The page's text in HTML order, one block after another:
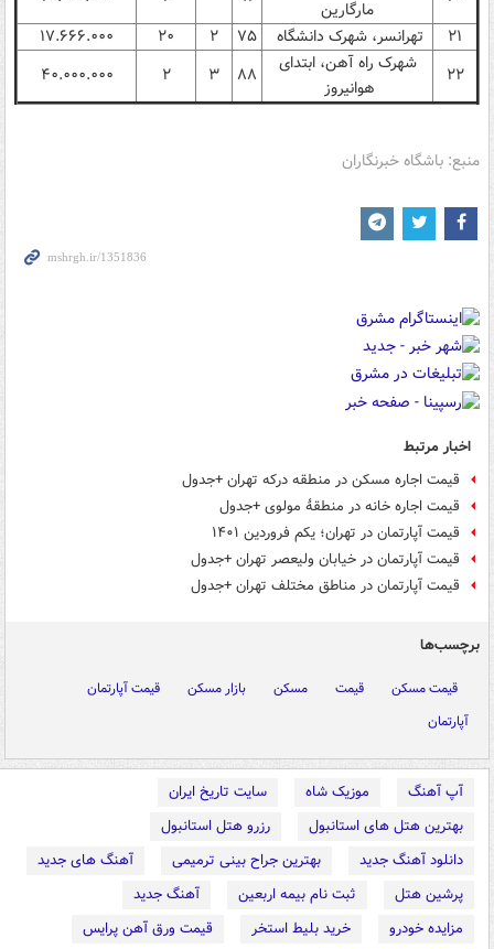
مارگارین
۲۱
تهرانسر، شهرک دانشگاه ۷۵ ۲ ۲۰
۱۷.۶۶۶.۰۰۰
۲۲
شهرک راه آهن، ابتدای
هوانیروز
۸۸ ۳ ۲ ۴۰.۰۰۰.۰۰۰
منبع: باشگاه خبرنگاران
اخبار مرتبط
قیمت اجاره مسکن در منطقه درکه تهران +جدول
قیمت اجاره خانه در منطقۀ مولوی +جدول
قیمت آپارتمان در تهران؛ یکم فروردین ۱۴۰۱
قیمت آپارتمان در خیابان ولیعصر تهران +جدول
قیمت آپارتمان در مناطق مختلف تهران +جدول
برچسب‌ها
قیمت مسکن قیمت مسکن بازار مسکن
قیمت آپارتمان
آپارتمان
آپ آهنگ موزیک شاه
سایت تاریخ ایران
بهترین هتل های استانبول
رزرو هتل استانبول
دانلود آهنگ جدید
بهترین جراح بینی ترمیمی
آهنگ های جدید
پرشین هتل
ثبت نام بیمه اربعین
آهنگ جدید
مزایده خودرو
خرید بلیط استخر
قیمت ورق آهن پرایس